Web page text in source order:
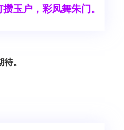
玉户，彩凤舞朱门。
。